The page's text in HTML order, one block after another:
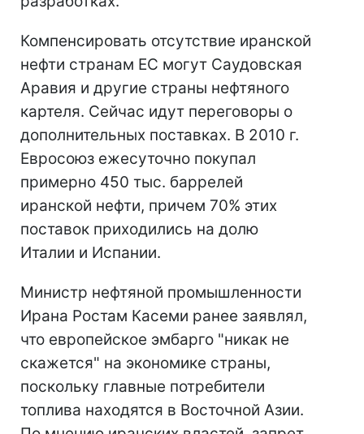
Компенсировать отсутствие иранской
нефти странам ЕС могут Саудовская
Аравия и другие страны нефтяного
картеля. Сейчас идут переговоры о
дополнительных поставках. В 2010 г.
Евросоюз ежесуточно покупал
примерно 450 тыс. баррелей
иранской нефти, причем 70% этих
поставок приходились на долю
Италии и Испании.
Министр нефтяной промышленности
Ирана Ростам Касеми ранее заявлял,
что европейское эмбарго "никак не
скажется" на экономике страны,
поскольку главные потребители
топлива находятся в Восточной Азии.